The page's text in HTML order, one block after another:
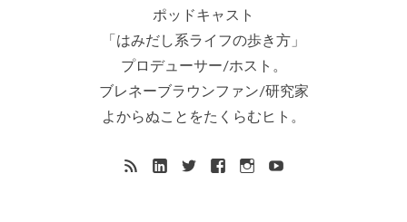
ポッドキャスト
「はみだし系ライフの歩き方」
プロデューサー/ホスト。
ブレネーブラウンファン/研究家
よからぬことをたくらむヒト。